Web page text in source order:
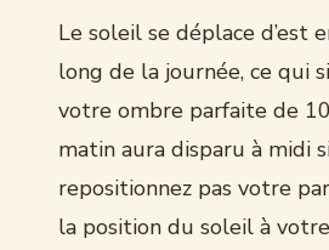
Le soleil se déplace d’est
long de la journée, ce qui
votre ombre parfaite de
matin aura disparu à midi
repositionnez pas votre
la position du soleil à